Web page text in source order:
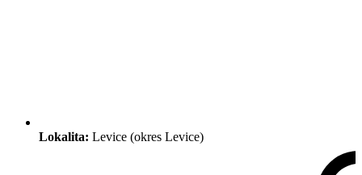
Lokalita: Levice (okres Levice)